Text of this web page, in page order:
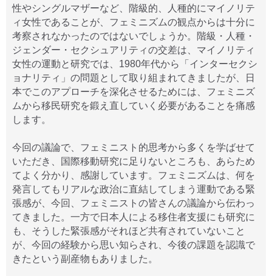
性やシングルマザーなど、階級的、人種的にマイノリテ
ィ女性であることが、フェミニズムの観点からは十分に
考察されなかったのではないでしょうか。階級・人種・
ジェンダー・セクシュアリティの交差は、マイノリティ
女性の運動と研究では、1980年代から「インターセクシ
ョナリティ」の問題として取り組まれてきましたが、日
本でこのアプローチを深化させるためには、フェミニズ
ムから移民研究を鍛え直していく必要があることを痛感
します。
今回の議論で、フェミニスト的思考から多くを学ばせて
いただき、国際移動研究に足りないところも、あらため
てよく分かり、感謝しています。フェミニズムは、何を
発言してもリアルな政治に直結してしまう運動である緊
張感が、今回、フェミニストの皆さんの議論から伝わっ
てきました。一方で日本人による移住者支援にも研究に
も、そうした緊張感がそれほど共有されていないこと
が、今回の経験から思い知らされ、今後の課題を認識で
きたという副産物もありました。